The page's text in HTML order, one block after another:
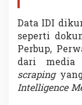
Data IDI
seperti
Perbup,
dari media
scraping
Intelligence